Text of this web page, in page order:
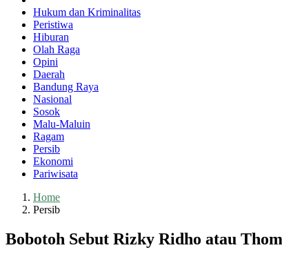
Hukum dan Kriminalitas
Peristiwa
Hiburan
Olah Raga
Opini
Daerah
Bandung Raya
Nasional
Sosok
Malu-Maluin
Ragam
Persib
Ekonomi
Pariwisata
Home
Persib
Bobotoh Sebut Rizky Ridho atau